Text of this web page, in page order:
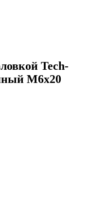
Tech-
М6х20